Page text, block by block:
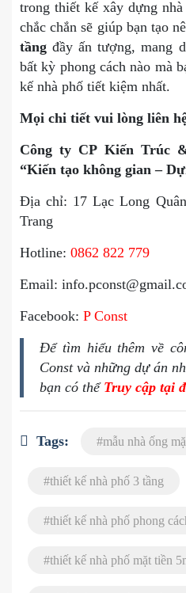
trong thiết kế xây dựng
chắc chắn sẽ giúp bạn tạo
tầng đầy ấn tượng, mang
bất kỳ phong cách nào mà
kế nhà phố tiết kiệm nhất.
Mọi chi tiết vui lòng liên
Công ty CP Kiến Trúc
“Kiến tạo không gian –
Địa chỉ: 17 Lạc Long
Trang
Hotline: 0862 822 779
Email:
Facebook: P Const
Để tìm hiểu thêm về
Const và những dự án
bạn có thể Truy cập tại
Tags: #mẫu nhà ống
#thiết kế nhà phố 3 tầng
#thiết kế nhà phố phong
#thiết kế nhà phố mặt tiền